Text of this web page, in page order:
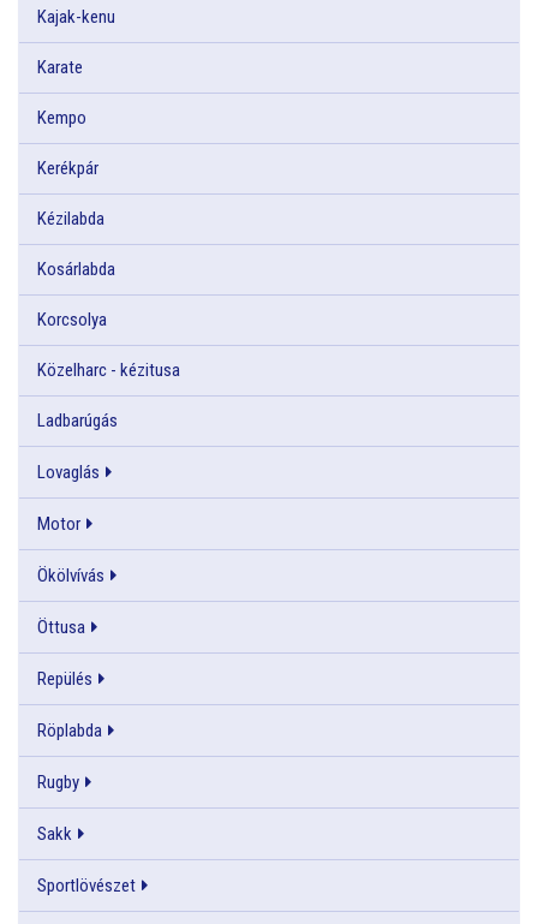
Kajak-kenu
Karate
Kempo
Kerékpár
Kézilabda
Kosárlabda
Korcsolya
Közelharc - kézitusa
Ladbarúgás
Lovaglás
Motor
Ökölvívás
Öttusa
Repülés
Röplabda
Rugby
Sakk
Sportlövészet